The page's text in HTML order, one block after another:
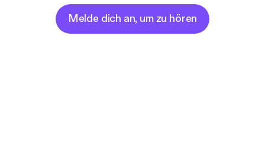
Melde dich an, um zu hören